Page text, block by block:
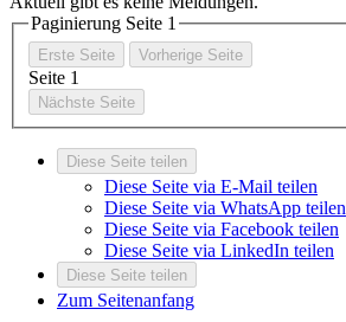
Paginierung Seite 1
Erste Seite Vorherige Seite
Seite 1
Nächste Seite
Diese Seite teilen
Diese Seite via E-Mail teilen
Diese Seite via WhatsApp teilen
Diese Seite via Facebook teilen
Diese Seite via LinkedIn teilen
Diese Seite teilen
Zum Seitenanfang